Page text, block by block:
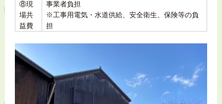
⑧現
場共
益費
事業者負担
※工事用電気・水道供給、安全衛生、保険等の負
担